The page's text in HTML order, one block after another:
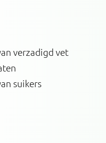
verzadigd vet
suikers